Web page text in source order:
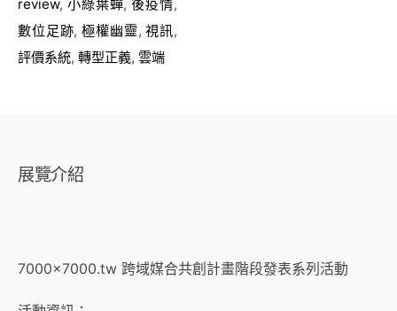
review, 小綠葉蟬,後疫情,
數位足跡,極權幽靈,視訊,
評價系統, 轉型正義, 雲端
展覽介紹
7000×7000.tw 跨域媒合共創計畫階段發表系列活動